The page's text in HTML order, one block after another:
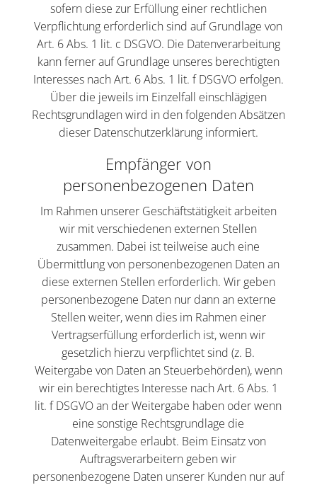
sofern diese zur Erfüllung einer rechtlichen
Verpflichtung erforderlich sind auf Grundlage von
Art. 6 Abs. 1 lit. c DSGVO. Die Datenverarbeitung
kann ferner auf Grundlage unseres berechtigten
Interesses nach Art. 6 Abs. 1 lit. f DSGVO erfolgen.
Über die jeweils im Einzelfall einschlägigen
Rechtsgrundlagen wird in den folgenden Absätzen
dieser Datenschutzerklärung informiert.
Empfänger von
personenbezogenen Daten
Im Rahmen unserer Geschäftstätigkeit arbeiten
wir mit verschiedenen externen Stellen
zusammen. Dabei ist teilweise auch eine
Übermittlung von personenbezogenen Daten an
diese externen Stellen erforderlich. Wir geben
personenbezogene Daten nur dann an externe
Stellen weiter, wenn dies im Rahmen einer
Vertragserfüllung erforderlich ist, wenn wir
gesetzlich hierzu verpflichtet sind (z. B.
Weitergabe von Daten an Steuerbehörden), wenn
wir ein berechtigtes Interesse nach Art. 6 Abs. 1
lit. f DSGVO an der Weitergabe haben oder wenn
eine sonstige Rechtsgrundlage die
Datenweitergabe erlaubt. Beim Einsatz von
Auftragsverarbeitern geben wir
personenbezogene Daten unserer Kunden nur auf